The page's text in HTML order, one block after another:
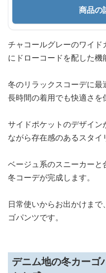
商品の
チャコールグレーのワイ
にドローコードを配した機
冬のリラックスコーデに
長時間の着用でも快適さを
サイドポケットのデザイ
ながら存在感のあるスタイ
ベージュ系のスニーカー
冬コーデが完成します。
日常使いからお出かけま
ゴパンツです。
デニム地の冬カーゴ